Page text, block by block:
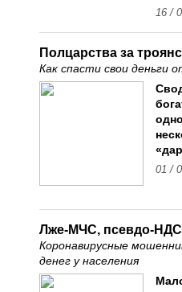
16 /
Полцарства за
Как спасти свои деньги
01 /
Лже-МЧС, псевдо-
Коронавирусные
денег у населения